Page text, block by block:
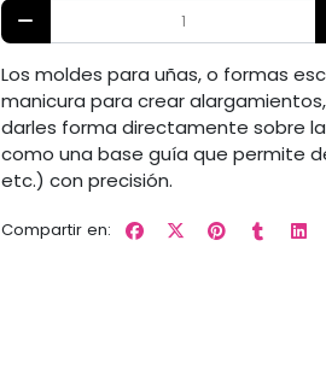
Los moldes para uñas, o formas
manicura para crear
darles forma directamente sobre
como una base guía que permite
etc.) con precisión.
Compartir en: